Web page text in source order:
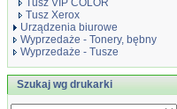
Tusz VIP COLOR
Tusz Xerox
Urządzenia biurowe
Wyprzedaże - Tonery, bębny
Wyprzedaże - Tusze
Szukaj wg drukarki